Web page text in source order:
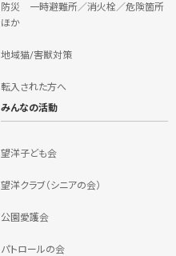
防災 一時避難所／消火栓／危険箇所
ほか
地域猫/害獣対策
転入された方へ
みんなの活動
望洋子ども会
望洋クラブ（シニアの会）
公園愛護会
パトロールの会